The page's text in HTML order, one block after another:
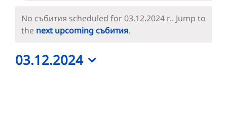
Събития
for
03.12.2024
г.
Notice
No събития scheduled for 03.12.2024 г.. Jump to
the next upcoming събития.
03.12.2024